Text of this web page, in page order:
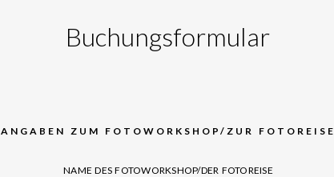
Buchungsformular
ANGABEN ZUM FOTOWORKSHOP/ZUR FOTOREISE
NAME DES FOTOWORKSHOP/DER FOTOREISE